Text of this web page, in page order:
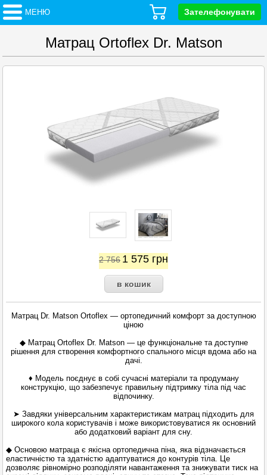
МЕНЮ Зателефонувати
Матрац Ortoflex Dr. Matson
2 756 1 575 грн
Матрац Dr. Matson Ortoflex — ортопедичний комфорт за доступною
ціною
◆ Матрац Ortoflex Dr. Matson — це функціональне та доступне
рішення для створення комфортного спального місця вдома або на
дачі.
♦ Модель поєднує в собі сучасні матеріали та продуману
конструкцію, що забезпечує правильну підтримку тіла під час
відпочинку.
➤ Завдяки універсальним характеристикам матрац підходить для
широкого кола користувачів і може використовуватися як основний
або додатковий варіант для сну.
◆ Основою матраца є якісна ортопедична піна, яка відзначається
еластичністю та здатністю адаптуватися до контурів тіла. Це
дозволяє рівномірно розподіляти навантаження та знижувати тиск на